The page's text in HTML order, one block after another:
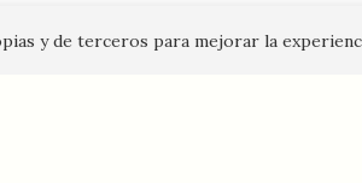
y de terceros para mejorar la